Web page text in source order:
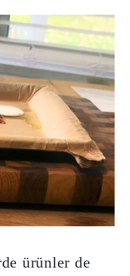
ürünler de